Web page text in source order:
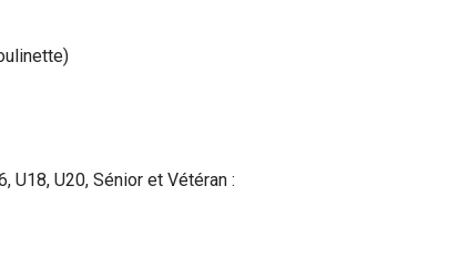
U18, U20, Sénior et Vétéran :